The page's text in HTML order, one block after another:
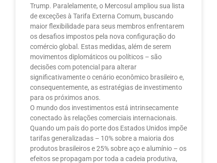
Trump. Paralelamente, o Mercosul ampliou sua lista
de exceções à Tarifa Externa Comum, buscando
maior flexibilidade para seus membros enfrentarem
os desafios impostos pela nova configuração do
comércio global. Estas medidas, além de serem
movimentos diplomáticos ou políticos – são
decisões com potencial para alterar
significativamente o cenário econômico brasileiro e,
consequentemente, as estratégias de investimento
para os próximos anos.
O mundo dos investimentos está intrinsecamente
conectado às relações comerciais internacionais.
Quando um país do porte dos Estados Unidos impõe
tarifas generalizadas – 10% sobre a maioria dos
produtos brasileiros e 25% sobre aço e alumínio – os
efeitos se propagam por toda a cadeia produtiva,